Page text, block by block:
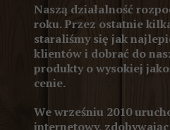
Naszą działalność
roku. Przez ostatnie
staraliśmy się jak
klientów i dobrać do
produkty o wysokiej
cenie.
We wrześniu 2010
internetowy,